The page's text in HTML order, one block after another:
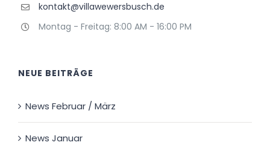
kontakt@villawewersbusch.de
Montag - Freitag: 8:00 AM - 16:00 PM
NEUE BEITRÄGE
News Februar / März
News Januar